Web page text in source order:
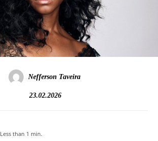
Nefferson Taveira
23.02.2026
Less than 1 min.